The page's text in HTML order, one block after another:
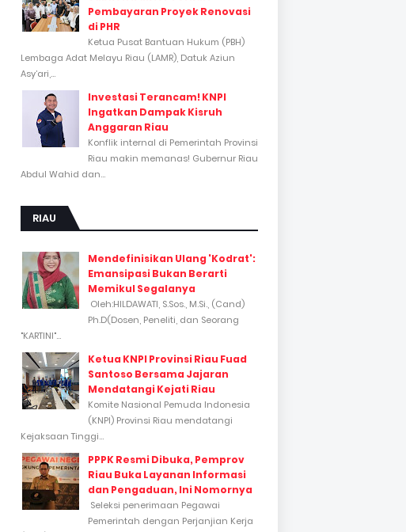
Pembayaran Proyek Renovasi
di PHR
Ketua Pusat Bantuan Hukum (PBH)
Lembaga Adat Melayu Riau (LAMR), Datuk Aziun
Asy’ari,...
Investasi Terancam! KNPI
Ingatkan Dampak Kisruh
Anggaran Riau
Konflik internal di Pemerintah Provinsi
Riau makin memanas! Gubernur Riau
Abdul Wahid dan...
RIAU
Mendefinisikan Ulang 'Kodrat':
Emansipasi Bukan Berarti
Memikul Segalanya
Oleh:HILDAWATI, S.Sos., M.Si., (Cand)
Ph.D(Dosen, Peneliti, dan Seorang
"KARTINI"...
Ketua KNPI Provinsi Riau Fuad
Santoso Bersama Jajaran
Mendatangi Kejati Riau
Komite Nasional Pemuda Indonesia
(KNPI) Provinsi Riau mendatangi
Kejaksaan Tinggi...
PPPK Resmi Dibuka, Pemprov
Riau Buka Layanan Informasi
dan Pengaduan, Ini Nomornya
Seleksi penerimaan Pegawai
Pemerintah dengan Perjanjian Kerja